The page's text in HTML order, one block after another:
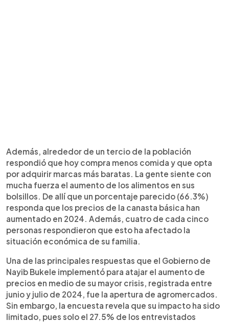
Además, alrededor de un tercio de la población
respondió que hoy compra menos comida y que opta
por adquirir marcas más baratas. La gente siente con
mucha fuerza el aumento de los alimentos en sus
bolsillos. De allí que un porcentaje parecido (66.3%)
responda que los precios de la canasta básica han
aumentado en 2024. Además, cuatro de cada cinco
personas respondieron que esto ha afectado la
situación económica de su familia.
Una de las principales respuestas que el Gobierno de
Nayib Bukele implementó para atajar el aumento de
precios en medio de su mayor crisis, registrada entre
junio y julio de 2024, fue la apertura de agromercados.
Sin embargo, la encuesta revela que su impacto ha sido
limitado, pues solo el 27.5% de los entrevistados